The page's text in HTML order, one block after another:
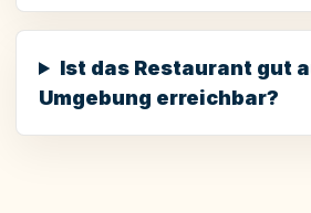
Ist das Restaurant gut
Umgebung erreichbar?